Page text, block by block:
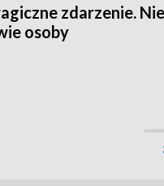
zdarzenie.
osoby